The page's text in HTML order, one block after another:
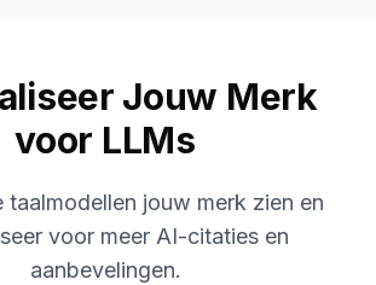
Jouw Merk
voor LLMs
taalmodellen jouw merk zien en
voor meer AI-citaties en
aanbevelingen.